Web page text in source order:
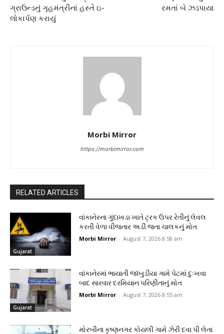
ગ્રાઉન્ડનું ગૃહમંત્રીનાં હસ્તે ઇ-
લોકાર્પણ કરાયું
રમતાં બે ઝડપાયા
Morbi Mirror
https://morbimirror.com
RELATED ARTICLES
Gujarat
વાંકાનેરના ગુંદાખડા ખાતે ટ્રક ઉપર રેતીનું લેવલ
કરતી વેળા વીજતાર અડી જતા ચાલકનું મોત
Morbi Mirror - August 7, 2026 8:58 am
Gujarat
વાંકાનેરમાં ભાયાતી જાંબુડીયા ગામે પેટમાં દુઃખવા
બાદ સારવાર દરમિયાન પરિણીતાનું મોત
Morbi Mirror - August 7, 2026 8:55 am
મોરબીના કૃષ્ણનગર કોયલી ગામે ઝેરી દવા પી લેતા